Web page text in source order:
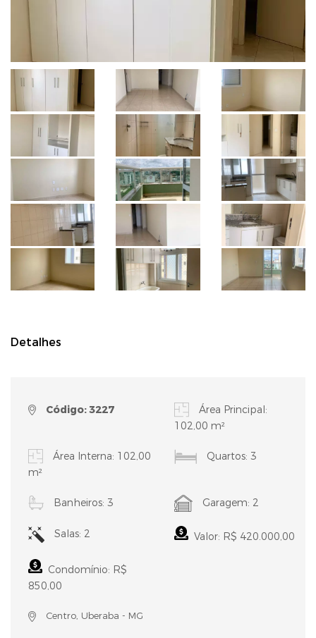
Detalhes
Código: 3227
Área Principal:
102,00 m²
Área Interna: 102,00
m²
Quartos: 3
Banheiros: 3 Garagem: 2
Salas: 2 Valor: R$ 420.000,00
Condomínio: R$
850,00
Centro, Uberaba - MG